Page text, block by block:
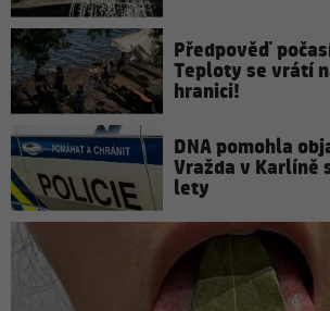
Předpověď
Teploty se vrátí
hranici!
DNA pomohla
Vražda v Karlíně
lety